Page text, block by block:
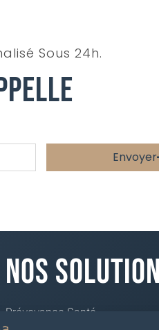
Sous 24h.
Envoyer
Nos
Prévoyance Santé